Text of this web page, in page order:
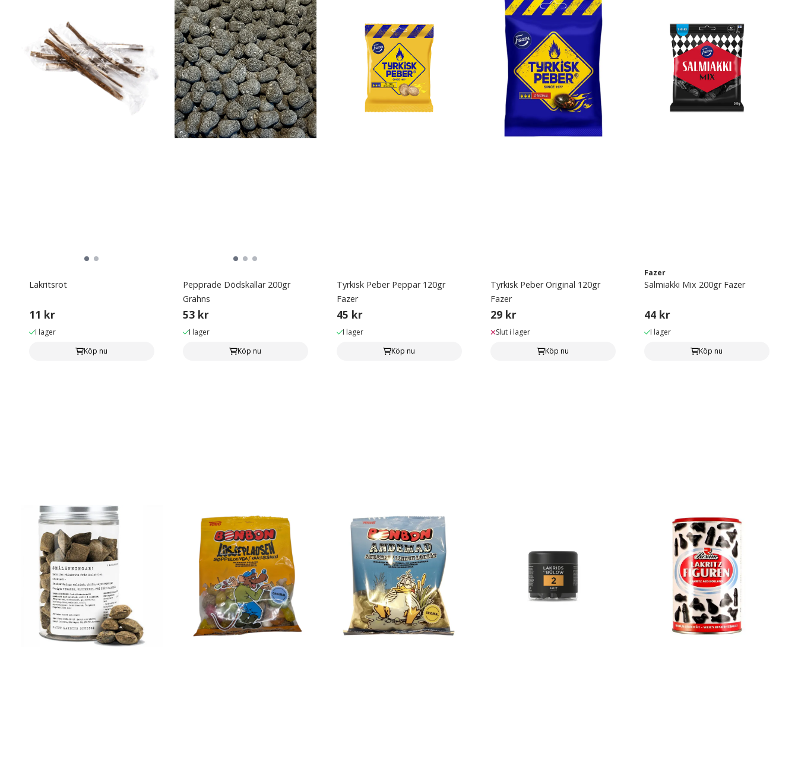
Lakritsrot
11 kr
I lager
Köp nu
Pepprade Dödskallar 200gr
Grahns
53 kr
I lager
Köp nu
Tyrkisk Peber Peppar 120gr
Fazer
45 kr
I lager
Köp nu
Tyrkisk Peber Original 120gr
Fazer
29 kr
Slut i lager
Köp nu
Fazer
Salmiakki Mix 200gr Fazer
44 kr
I lager
Köp nu